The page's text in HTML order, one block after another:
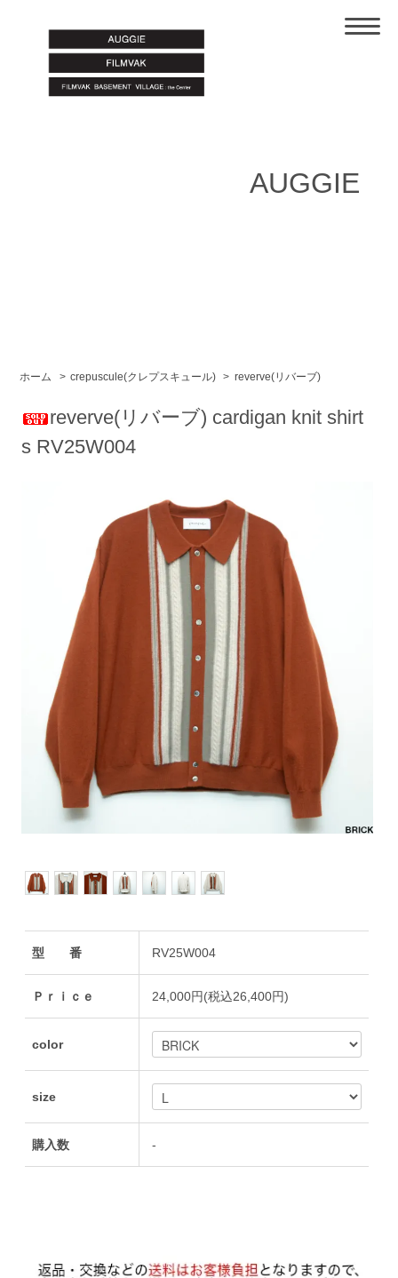
AUGGIE
ホーム > crepuscule(クレプスキュール) > reverve(リバーブ)
reverve(リバーブ) cardigan knit shirt
s RV25W004
型 番 RV25W004
Ｐｒｉｃｅ 24,000円(税込26,400円)
color
size
購入数 -